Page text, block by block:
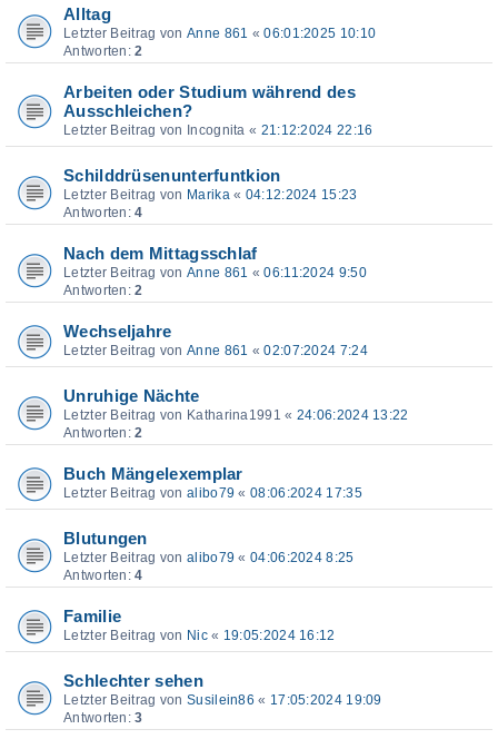
Alltag
Letzter Beitrag von Anne 861 «06:01:2025 10:10
Antworten:2
Arbeiten oder Studium während des
Ausschleichen?
Letzter Beitrag von Incognita « 21:12:2024 22:16
Schilddrüsenunterfuntkion
Letzter Beitrag von Marika« 04:12:2024 15:23
Antworten:4
Nach dem Mittagsschlaf
Letzter Beitrag von Anne 861 «06:11:2024 9:50
Antworten:2
Wechseljahre
Letzter Beitrag von Anne 861 «02:07:2024 7:24
Unruhige Nächte
Letzter Beitrag von Katharina1991 « 24:06:2024 13:22
Antworten:2
Buch Mängelexemplar
Letzter Beitrag von alibo79 «08:06:2024 17:35
Blutungen
Letzter Beitrag von alibo79 «04:06:2024 8:25
Antworten:4
Familie
Letzter Beitrag von Nic« 19:05:2024 16:12
Schlechter sehen
Letzter Beitrag von Susilein86 « 17:05:2024 19:09
Antworten:3